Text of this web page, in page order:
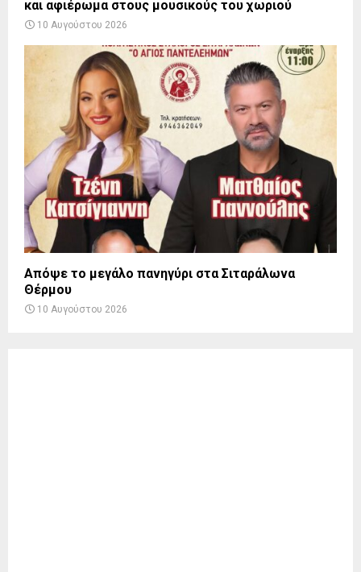
και αφιέρωμα στους μουσικούς του χωριού
10 Αυγούστου 2026
Απόψε το μεγάλο πανηγύρι στα Σιταράλωνα
Θέρμου
10 Αυγούστου 2026